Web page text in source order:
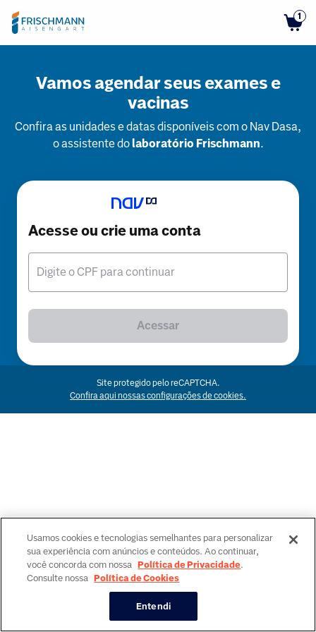
1
Vamos agendar seus exames e
vacinas
Confira as unidades e datas disponíveis com o Nav Dasa,
o assistente dolaboratório Frischmann.
Acesse ou crie uma conta
Digite o CPF para continuar
Acessar
Site protegido pelo reCAPTCHA.
Confira aqui nossas configurações de cookies.
Usamos cookies e tecnologias semelhantes para personalizar
sua experiência com anúncios e conteúdos. Ao continuar,
você concorda com nossa Política de Privacidade.
Consulte nossa Política de Cookies
Entendi